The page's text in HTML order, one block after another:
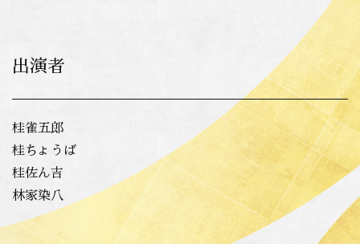
出演者
桂雀五郎
桂ちょうば
桂佐ん吉
林家染八